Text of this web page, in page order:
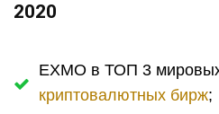
2020
EXMO в ТОП 3
криптовалютных бирж;